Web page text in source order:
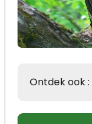
Ontdek ook :